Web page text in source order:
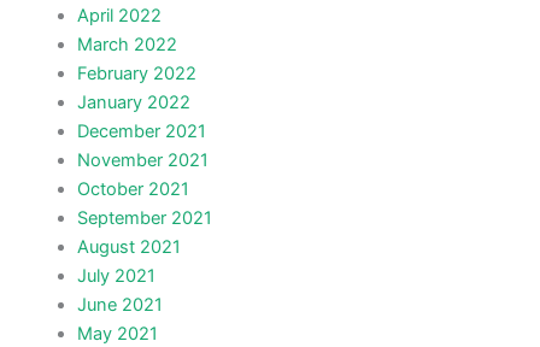
April 2022
March 2022
February 2022
January 2022
December 2021
November 2021
October 2021
September 2021
August 2021
July 2021
June 2021
May 2021